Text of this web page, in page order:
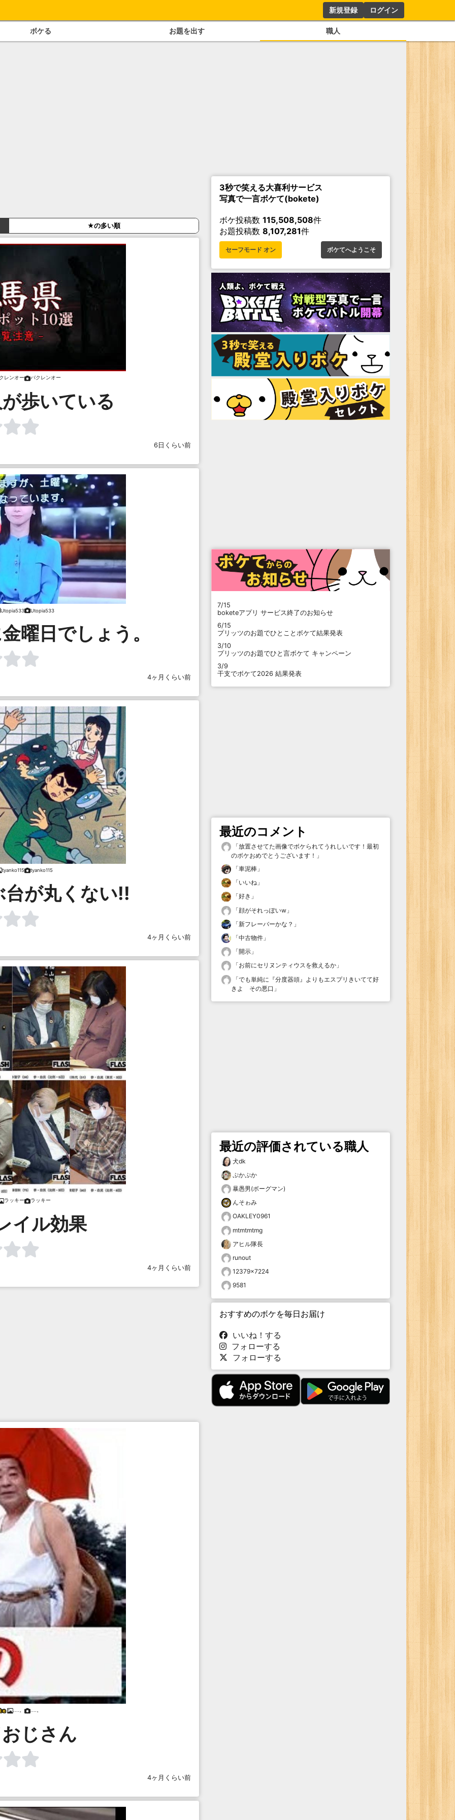
新規登録 ログイン
ボケる お題を出す 職人
★の多い順
レンオー バクレンオー
歩いている
6日くらい前
Utopia533 Utopia533
曜日でしょう。
4ヶ月くらい前
tyanko115 tyanko115
が丸くない!!
4ヶ月くらい前
ラッキー ラッキー
イル効果
4ヶ月くらい前
....。 ....。
じさん
4ヶ月くらい前
3秒で笑える大喜利サービス
写真で一言ボケて(bokete)
ボケ投稿数 115,508,508件
お題投稿数 8,107,281件
セーフモード オン ボケてへようこそ
7/15
boketeアプリ サービス終了のお知らせ
6/15
プリッツのお題でひとことボケて結果発表
3/10
プリッツのお題でひと言ボケて キャンペーン
3/9
干支でボケて2026 結果発表
最近のコメント
「放置させてた画像でボケられてうれしいです！最初
のボケおめでとうございます！ 」
「車泥棒 」
「いいね 」
「好き 」
「顔がそれっぽいw 」
「新フレーバーかな？ 」
「中古物件 」
「開示 」
「お前にセリヌンティウスを救えるか 」
「でも単純に『分度器頭』よりもエスプリきいてて好
きよ その悪口 」
最近の評価されている職人
犬dk
ぷかぷか
暴愚男(ボーグマン)
んそゎみ
OAKLEY0961
mtmtmtmg
アヒル隊長
runout
12379×7224
9581
おすすめのボケを毎日お届け
いいね！する
フォローする
フォローする